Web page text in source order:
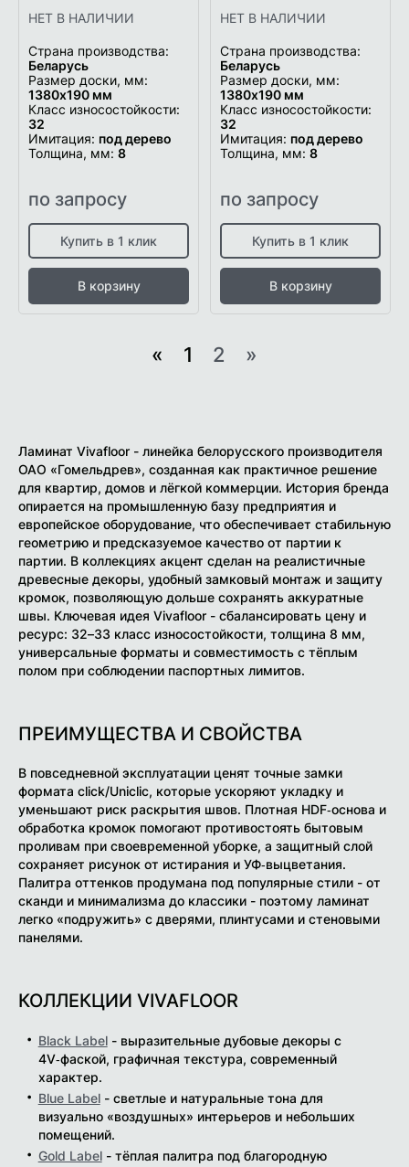
Ламинат Vivafloor - линейка белорусского производителя
ОАО «Гомельдрев», созданная как практичное решение
для квартир, домов и лёгкой коммерции. История бренда
опирается на промышленную базу предприятия и
европейское оборудование, что обеспечивает стабильную
геометрию и предсказуемое качество от партии к
партии. В коллекциях акцент сделан на реалистичные
древесные декоры, удобный замковый монтаж и защиту
кромок, позволяющую дольше сохранять аккуратные
швы. Ключевая идея Vivafloor - сбалансировать цену и
ресурс: 32–33 класс износостойкости, толщина 8 мм,
универсальные форматы и совместимость с тёплым
полом при соблюдении паспортных лимитов.
ПРЕИМУЩЕСТВА И СВОЙСТВА
В повседневной эксплуатации ценят точные замки
формата click/Uniclic, которые ускоряют укладку и
уменьшают риск раскрытия швов. Плотная HDF‑основа и
обработка кромок помогают противостоять бытовым
проливам при своевременной уборке, а защитный слой
сохраняет рисунок от истирания и УФ‑выцветания.
Палитра оттенков продумана под популярные стили - от
сканди и минимализма до классики - поэтому ламинат
легко «подружить» с дверями, плинтусами и стеновыми
панелями.
КОЛЛЕКЦИИ VIVAFLOOR
Black Label- выразительные дубовые декоры с
4V‑фаской, графичная текстура, современный
характер.
Blue Label- светлые и натуральные тона для
визуально «воздушных» интерьеров и небольших
помещений.
Gold Label- тёплая палитра под благородную
НЕТ В НАЛИЧИИ
Страна производства:
Беларусь
Размер доски, мм:
1380х190 мм
Класс износостойкости:
32
Имитация: под дерево
Толщина, мм:8
по запросу
Купить в 1 клик
В корзину
НЕТ В НАЛИЧИИ
Страна производства:
Беларусь
Размер доски, мм:
1380х190 мм
Класс износостойкости:
32
Имитация: под дерево
Толщина, мм:8
по запросу
Купить в 1 клик
В корзину
« 1 2 »